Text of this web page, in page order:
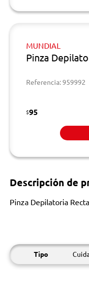
MUNDIAL
Pinza
Referencia: 959992
$95
Descripción de
Pinza Depilatoria
Tipo